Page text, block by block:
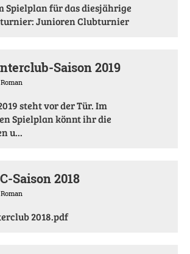
Spielplan für das diesjährige
Junioren Clubturnier
Saison 2019
steht vor der Tür. Im
Spielplan könnt ihr die
u...
Saison 2018
2018.pdf